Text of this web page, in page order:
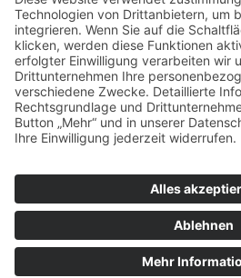
Events
Freizeit
Galerie
Klima
Kultur
Linz
Meinung
Politik
Sport
Downloadbereich
© 2025 wilson holz I Wilhelm